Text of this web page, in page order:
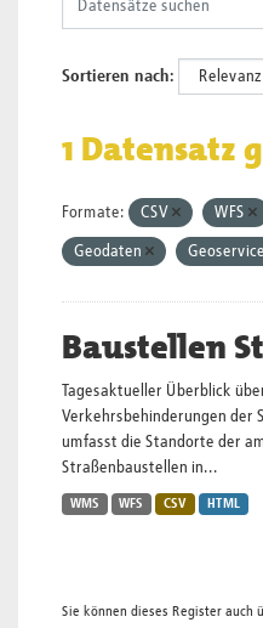
Sortieren nach
1 Datensatz
Formate: CSV WFS
Geodaten Geoservice
Baustellen
Tagesaktueller Überblick
Verkehrsbehinderungen der
umfasst die Standorte der
Straßenbaustellen in...
WMS WFS CSV HTML
Sie können dieses Register auch